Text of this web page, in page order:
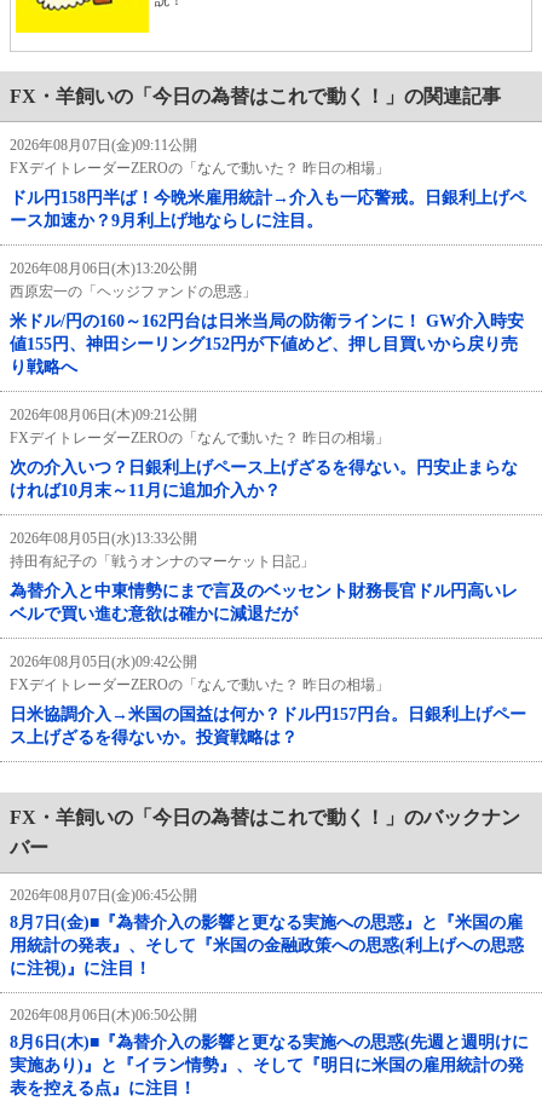
FX・羊飼いの「今日の為替はこれで動く！」の関連記事
2026年08月07日(金)09:11公開
FXデイトレーダーZEROの「なんで動いた？ 昨日の相場」
ドル円158円半ば！今晩米雇用統計→介入も一応警戒。日銀利上げペ
ース加速か？9月利上げ地ならしに注目。
2026年08月06日(木)13:20公開
西原宏一の「ヘッジファンドの思惑」
米ドル/円の160～162円台は日米当局の防衛ラインに！ GW介入時安
値155円、神田シーリング152円が下値めど、押し目買いから戻り売
り戦略へ
2026年08月06日(木)09:21公開
FXデイトレーダーZEROの「なんで動いた？ 昨日の相場」
次の介入いつ？日銀利上げペース上げざるを得ない。円安止まらな
ければ10月末～11月に追加介入か？
2026年08月05日(水)13:33公開
持田有紀子の「戦うオンナのマーケット日記」
為替介入と中東情勢にまで言及のベッセント財務長官ドル円高いレ
ベルで買い進む意欲は確かに減退だが
2026年08月05日(水)09:42公開
FXデイトレーダーZEROの「なんで動いた？ 昨日の相場」
日米協調介入→米国の国益は何か？ドル円157円台。日銀利上げペー
ス上げざるを得ないか。投資戦略は？
FX・羊飼いの「今日の為替はこれで動く！」のバックナン
バー
2026年08月07日(金)06:45公開
8月7日(金)■『為替介入の影響と更なる実施への思惑』と『米国の雇
用統計の発表』、そして『米国の金融政策への思惑(利上げへの思惑
に注視)』に注目！
2026年08月06日(木)06:50公開
8月6日(木)■『為替介入の影響と更なる実施への思惑(先週と週明けに
実施あり)』と『イラン情勢』、そして『明日に米国の雇用統計の発
表を控える点』に注目！